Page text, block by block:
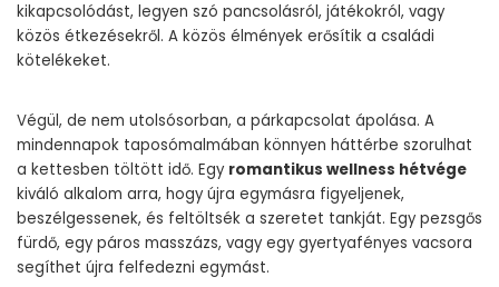
kikapcsolódást, legyen szó pancsolásról, játékokról, vagy
közös étkezésekről. A közös élmények erősítik a családi
kötelékeket.
Végül, de nem utolsósorban, a párkapcsolat ápolása. A
mindennapok taposómalmában könnyen háttérbe szorulhat
a kettesben töltött idő. Egy romantikus wellness hétvége
kiváló alkalom arra, hogy újra egymásra figyeljenek,
beszélgessenek, és feltöltsék a szeretet tankját. Egy pezsgős
fürdő, egy páros masszázs, vagy egy gyertyafényes vacsora
segíthet újra felfedezni egymást.